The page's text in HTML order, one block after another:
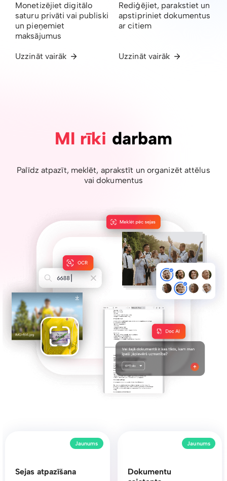
Monetizējiet digitālo
saturu privāti vai publiski
un pieņemiet
maksājumus
Uzzināt vairāk
Rediģējiet, parakstiet un
apstipriniet dokumentus
ar citiem
Uzzināt vairāk
MI rīki darbam
Palīdz atpazīt, meklēt, aprakstīt un organizēt attēlus
vai dokumentus
Dokumentu
Jaunums
Sejas atpazīšana
Jaunums